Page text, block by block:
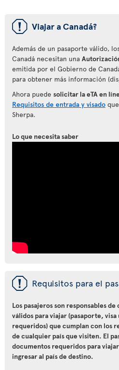
ü Viajar a Canadá?
Además de un pasaporte válido,
Canadá necesitan una
emitida por el Gobierno de
para obtener más información
Ahora puede solicitar la eTA en
Requisitos de entrada y visado
Sherpa.
Lo que necesita saber
ü Requisitos para el
Los pasajeros son responsables
válidos para viajar (pasaporte,
requeridos) que cumplan con los
de cualquier país que visiten. El
documentos requeridos para
ingresar al país de destino.